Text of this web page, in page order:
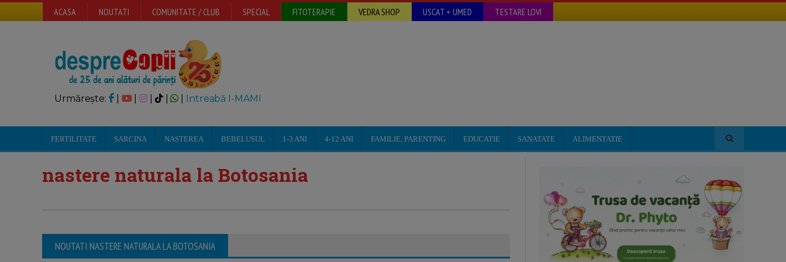
ACASA NOUTATI COMUNITATE / CLUB SPECIAL FITOTERAPIE VEDRA SHOP USCAT + UMED TESTARE LOVI
Urmărește: | | Intreabă I-MAMI
FERTILITATE SARCINA NASTEREA BEBELUSUL 1-3 ANI 4-12 ANI FAMILIE, PARENTING EDUCATIE SANATATE ALIMENTATIE
nastere naturala la Botosania
NOUTATI NASTERE NATURALA LA BOTOSANIA